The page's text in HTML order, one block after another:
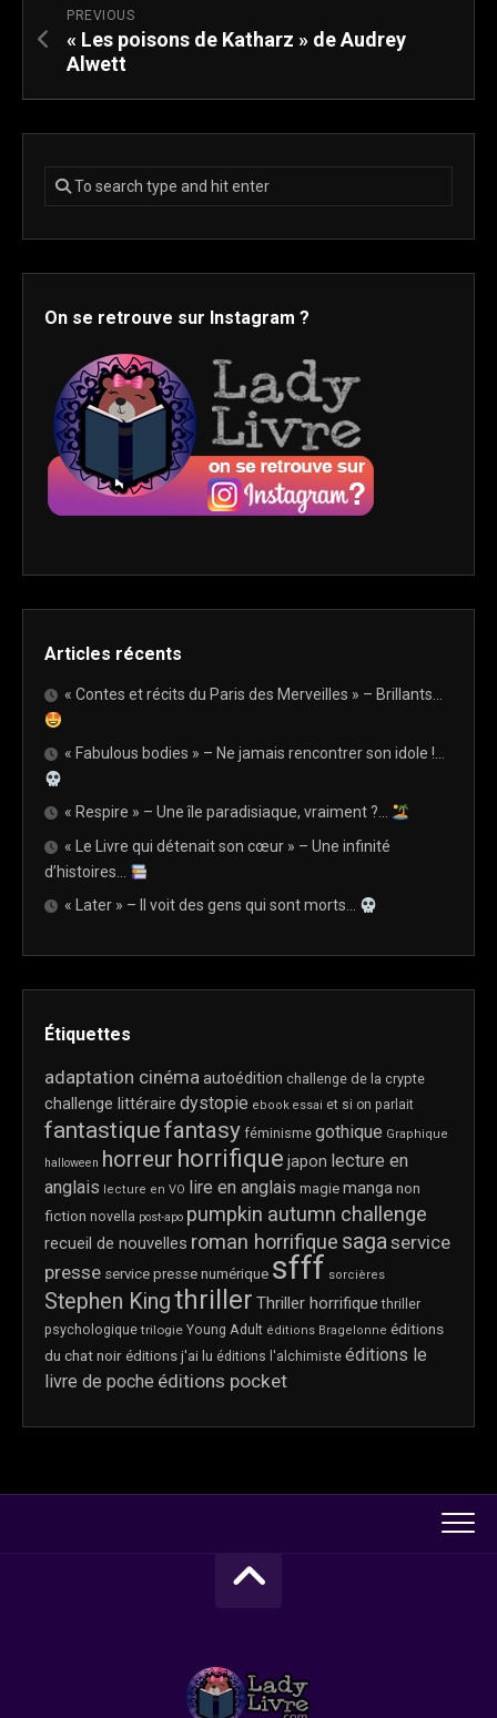
PREVIOUS
« Les poisons de Katharz » de Audrey
Alwett
On se retrouve sur Instagram ?
Articles récents
« Contes et récits du Paris des Merveilles » – Brillants…
« Fabulous bodies » – Ne jamais rencontrer son idole !…
« Respire » – Une île paradisiaque, vraiment ?…
« Le Livre qui détenait son cœur » – Une infinité
d’histoires…
« Later » – Il voit des gens qui sont morts…
Étiquettes
adaptation cinémaautoédition challenge de la crypte
challenge littéraire dystopie ebook essai et si on parlait
fantastiquefantasy féminisme gothique Graphique
halloween horreur horrifique japon lecture en
anglais
lecture en VO lire en anglais magie manga non
fiction novella post-apo pumpkin autumn challenge
recueil de nouvelles roman horrifique sagaservice
presse service presse numérique sfff sorcières
Stephen Kingthriller Thriller horrifique thriller
psychologique trilogie Young Adult éditions Bragelonne éditions
du chat noir éditions j'ai lu éditions l'alchimiste éditions le
livre de poche éditions pocket